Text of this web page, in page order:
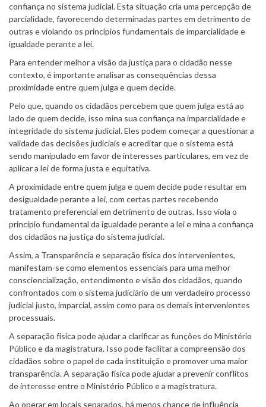
confiança no sistema judicial. Esta situação cria uma percepção de
parcialidade, favorecendo determinadas partes em detrimento de
outras e violando os princípios fundamentais de imparcialidade e
igualdade perante a lei.
Para entender melhor a visão da justiça para o cidadão nesse
contexto, é importante analisar as consequências dessa
proximidade entre quem julga e quem decide.
Pelo que, quando os cidadãos percebem que quem julga está ao
lado de quem decide, isso mina sua confiança na imparcialidade e
integridade do sistema judicial. Eles podem começar a questionar a
validade das decisões judiciais e acreditar que o sistema está
sendo manipulado em favor de interesses particulares, em vez de
aplicar a lei de forma justa e equitativa.
A proximidade entre quem julga e quem decide pode resultar em
desigualdade perante a lei, com certas partes recebendo
tratamento preferencial em detrimento de outras. Isso viola o
princípio fundamental da igualdade perante a lei e mina a confiança
dos cidadãos na justiça do sistema judicial.
Assim, a Transparência e separação física dos intervenientes,
manifestam-se como elementos essenciais para uma melhor
consciencialização, entendimento e visão dos cidadãos, quando
confrontados com o sistema judiciário de um verdadeiro processo
judicial justo, imparcial, assim como para os demais intervenientes
processuais.
A separação física pode ajudar a clarificar as funções do Ministério
Público e da magistratura. Isso pode facilitar a compreensão dos
cidadãos sobre o papel de cada instituição e promover uma maior
transparência. A separação física pode ajudar a prevenir conflitos
de interesse entre o Ministério Público e a magistratura.
Ao operar em locais separados, há menos chance de influência